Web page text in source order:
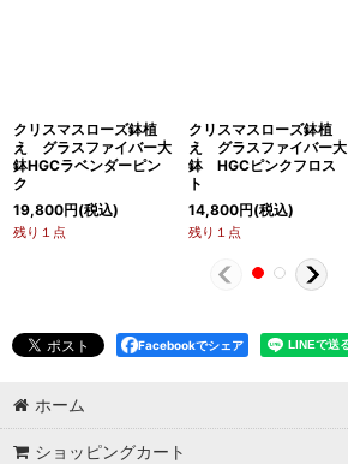
クリスマスローズ鉢植
え グラスファイバー大
鉢HGCラベンダーピン
ク
19,800円(税込)
残り１点
クリスマスローズ鉢植
え グラスファイバー大
鉢 HGCピンクフロス
ト
14,800円(税込)
残り１点
Facebookでシェア
ホーム
ショッピングカート